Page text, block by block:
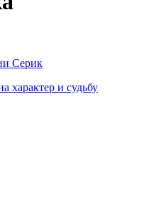
Серик
характер и судьбу